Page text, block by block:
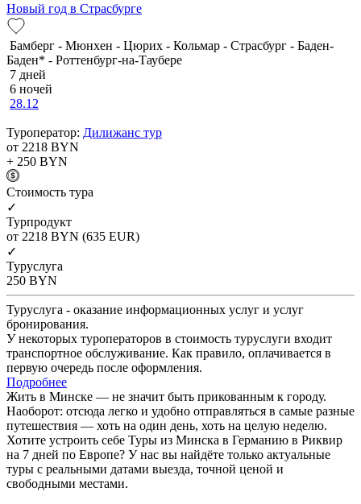
Новый год в Страсбурге
Бамберг - Мюнхен - Цюрих - Кольмар - Страсбург - Баден-
Баден* - Роттенбург-на-Таубере
7 дней
6 ночей
28.12
Туроператор: Дилижанс тур
от 2218 BYN
+ 250 BYN
Cтоимость тура
✓
Турпродукт
от 2218 BYN (635 EUR)
✓
Туруслуга
250 BYN
Туруслуга - оказание информационных услуг и услуг
бронирования.
У некоторых туроператоров в стоимость туруслуги входит
транспортное обслуживание. Как правило, оплачивается в
первую очередь после оформления.
Подробнее
Жить в Минске — не значит быть прикованным к городу.
Наоборот: отсюда легко и удобно отправляться в самые разные
путешествия — хоть на один день, хоть на целую неделю.
Хотите устроить себе Туры из Минска в Германию в Риквир
на 7 дней по Европе? У нас вы найдёте только актуальные
туры с реальными датами выезда, точной ценой и
свободными местами.